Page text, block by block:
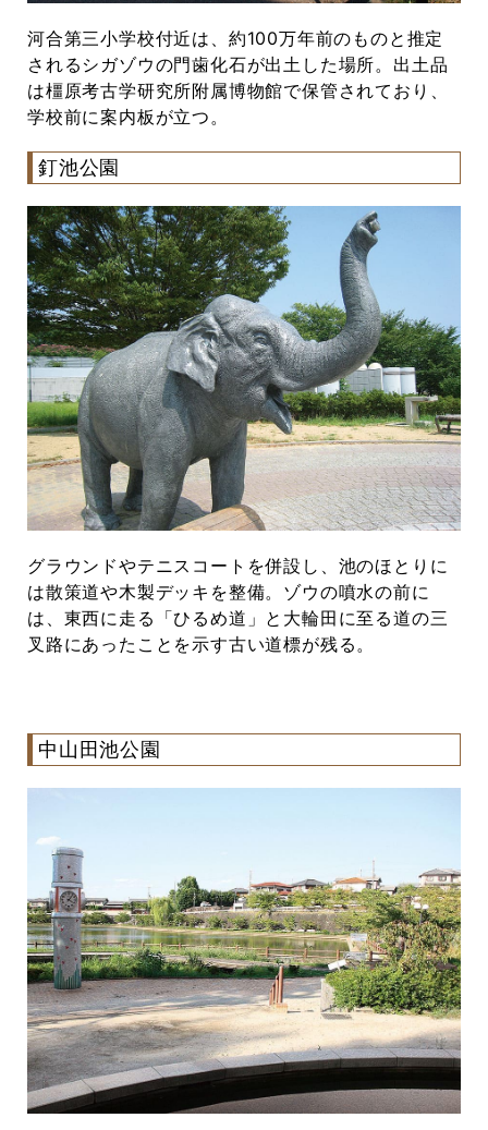
河合第三小学校付近は、約100万年前のものと推定
されるシガゾウの門歯化石が出土した場所。出土品
は橿原考古学研究所附属博物館で保管されており、
学校前に案内板が立つ。
釘池公園
グラウンドやテニスコートを併設し、池のほとりに
は散策道や木製デッキを整備。ゾウの噴水の前に
は、東西に走る「ひるめ道」と大輪田に至る道の三
叉路にあったことを示す古い道標が残る。
中山田池公園